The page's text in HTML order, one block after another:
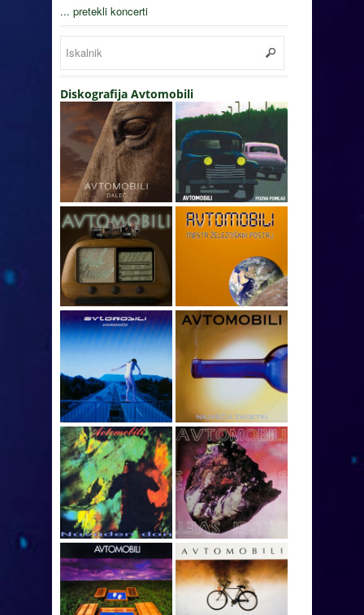
... pretekli koncerti
Diskografija Avtomobili